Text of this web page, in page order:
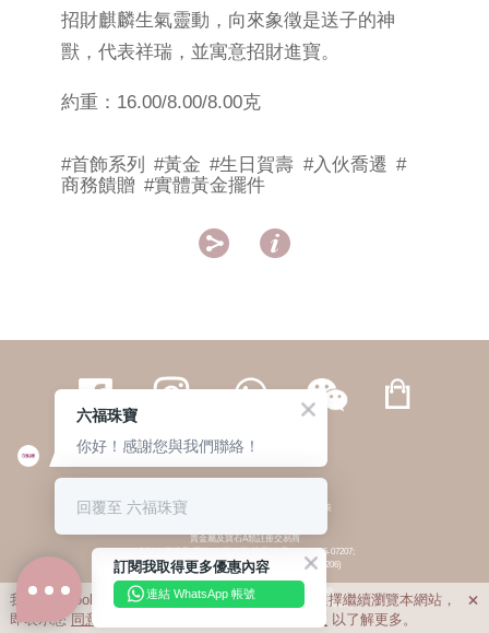
招財麒麟生氣靈動，向來象徵是送子的神
獸，代表祥瑞，並寓意招財進寶。
約重：16.00/8.00/8.00克
#首飾系列 #黃金 #生日賀壽 #入伙喬遷 #
商務饋贈 #實體黃金擺件
 
繁體 | 簡体
© 六福集團 版權所有 不得轉載 私隱政策
貴金屬及寶石A類註冊交易商
(六福企業禮品(國際)有限公司-註冊號碼:A-B-24-05-07207;
六福電子商貿有限公司-註冊號碼:A-B-24-05-07206)
貴金屬及寶石B類註冊交易商
(六福集團有限公司-註冊號碼:B-B-24-05-07258;
六福珠寶金行(香港)有限公司-註冊號碼:B-B-24-05-07259)
我們利用cookies為您提供最佳的瀏覽體驗。若您選擇繼續瀏覽本網站，
即表示您 同意 私隱政策 以了解更多。

訂閱我取得更多優惠內容
連結 WhatsApp 帳號
六福珠寶
你好！感謝您與我們聯絡！
回覆至 六福珠寶